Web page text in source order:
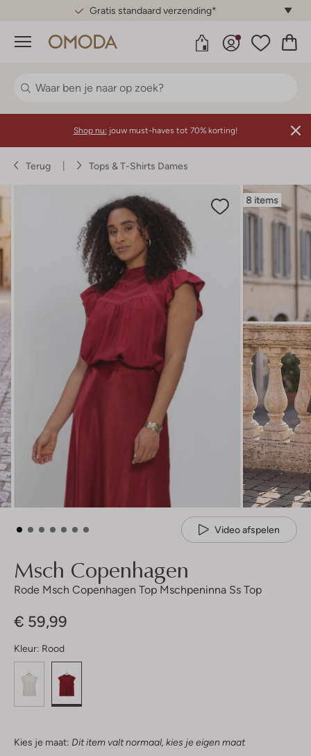
Gratis standaard verzending*
Menu
Shop nu: jouw must-haves tot 70% korting!
Terug Tops & T-Shirts Dames
8 items
Video afspelen
Msch Copenhagen
Rode Msch Copenhagen Top Mschpeninna Ss Top
€ 59,99
Kleur: Rood
Kies je maat: Dit item valt normaal, kies je eigen maat